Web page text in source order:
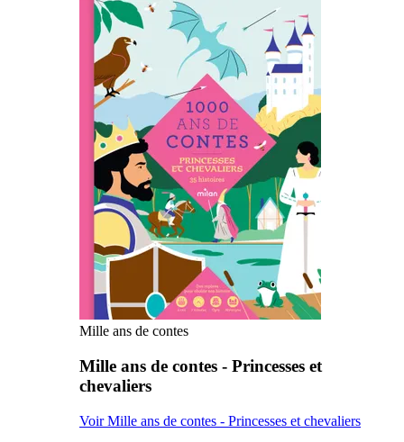
Mille ans de contes
Mille ans de contes - Princesses et
chevaliers
Voir Mille ans de contes - Princesses et chevaliers